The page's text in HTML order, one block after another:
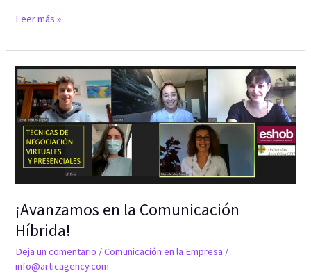
Leer más »
¡Avanzamos en la Comunicación
Híbrida!
Deja un comentario /Comunicación en la Empresa /
info@articagency.com
¡Avanzamos
en
la
Comunicación
Híbrida!